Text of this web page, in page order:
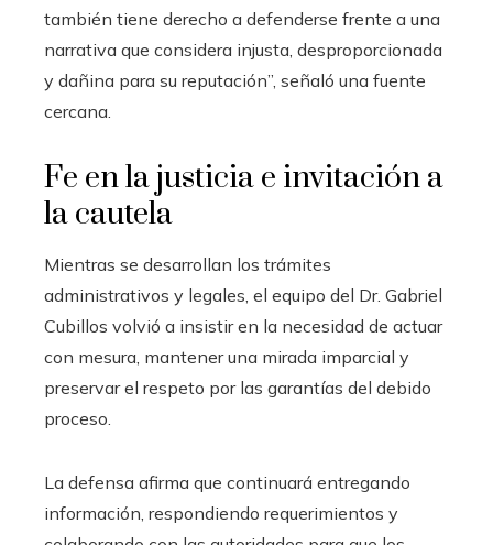
también tiene derecho a defenderse frente a una
narrativa que considera injusta, desproporcionada
y dañina para su reputación”, señaló una fuente
cercana.
Fe en la justicia e invitación a
la cautela
Mientras se desarrollan los trámites
administrativos y legales, el equipo del Dr. Gabriel
Cubillos volvió a insistir en la necesidad de actuar
con mesura, mantener una mirada imparcial y
preservar el respeto por las garantías del debido
proceso.
La defensa afirma que continuará entregando
información, respondiendo requerimientos y